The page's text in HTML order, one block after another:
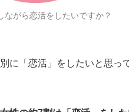
ながら恋活をしたいですか？
に「恋活」をしたいと思っ